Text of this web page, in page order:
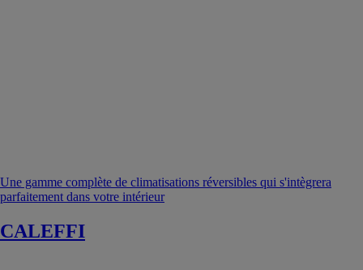
Une gamme complète de climatisations réversibles qui s'intègrera
parfaitement dans votre intérieur
CALEFFI